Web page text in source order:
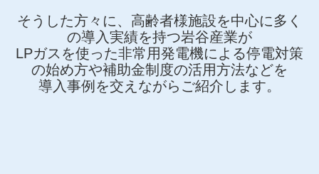
そうした方々に、高齢者様施設を中心に多く
の導入実績を持つ岩谷産業が
LPガスを使った非常用発電機による停電対策
の始め方や補助金制度の活用方法などを
導入事例を交えながらご紹介します。